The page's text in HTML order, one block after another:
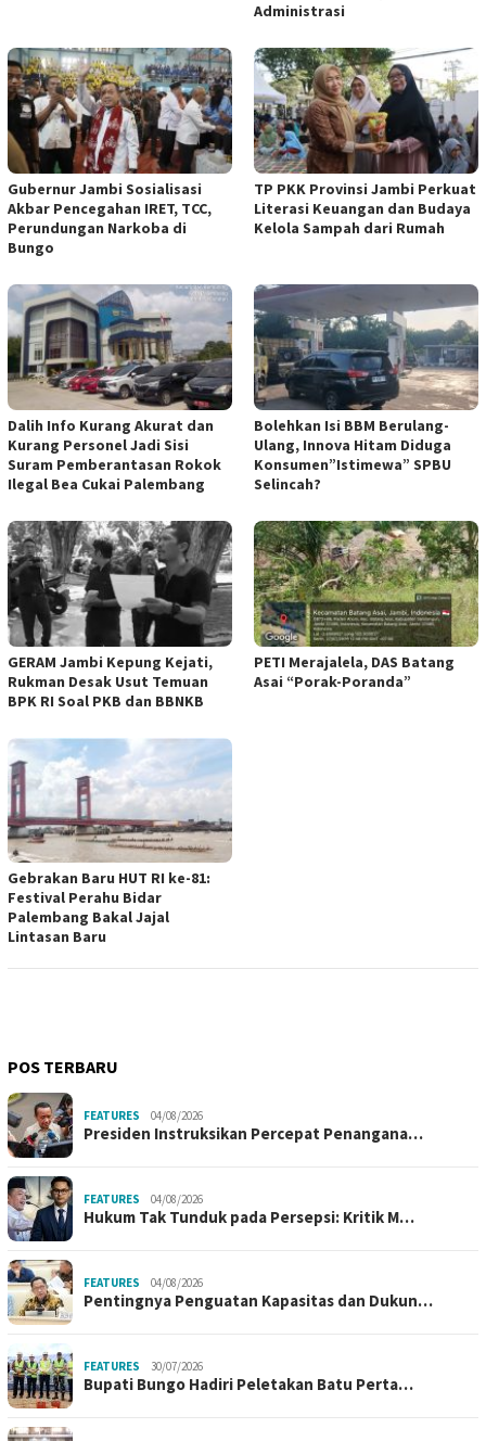
Administrasi
Gubernur Jambi Sosialisasi
Akbar Pencegahan IRET, TCC,
Perundungan Narkoba di
Bungo
TP PKK Provinsi Jambi Perkuat
Literasi Keuangan dan Budaya
Kelola Sampah dari Rumah
Dalih Info Kurang Akurat dan
Kurang Personel Jadi Sisi
Suram Pemberantasan Rokok
Ilegal Bea Cukai Palembang
Bolehkan Isi BBM Berulang-
Ulang, Innova Hitam Diduga
Konsumen”Istimewa” SPBU
Selincah?
GERAM Jambi Kepung Kejati,
Rukman Desak Usut Temuan
BPK RI Soal PKB dan BBNKB
PETI Merajalela, DAS Batang
Asai “Porak-Poranda”
Gebrakan Baru HUT RI ke-81:
Festival Perahu Bidar
Palembang Bakal Jajal
Lintasan Baru
POS TERBARU
FEATURES 04/08/2026
Presiden Instruksikan Percepat Penangana…
FEATURES 04/08/2026
Hukum Tak Tunduk pada Persepsi: Kritik M…
FEATURES 04/08/2026
Pentingnya Penguatan Kapasitas dan Dukun…
FEATURES 30/07/2026
Bupati Bungo Hadiri Peletakan Batu Perta…